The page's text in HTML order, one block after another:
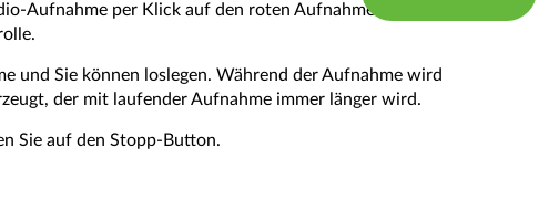
Aufnahme per Klick auf den roten Aufnahme-Button in
und Sie können loslegen. Während der Aufnahme wird
der mit laufender Aufnahme immer länger wird.
Sie auf den Stopp-Button.